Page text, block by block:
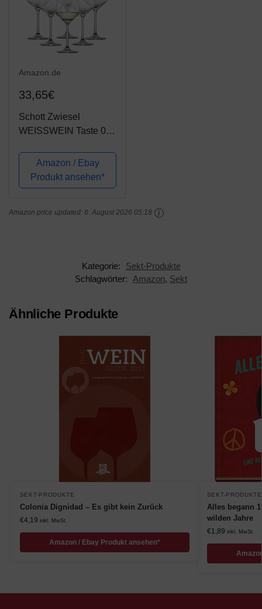
Amazon.de
33,65€
Schott Zwiesel
WEISSWEIN Taste 0
Kristalglas,
Transparente, 7.9 cm, 6
Amazon / Ebay
Produkt ansehen*
Amazon price updated: 6. August 2026 05:18
Kategorie:
Sekt-Produkte
Schlagwörter:
Amazon, Sekt
Ähnliche Produkte
SEKT-PRODUKTE
Colonia Dignidad – Es gibt kein Zurück
€4,19 inkl. MwSt.
Amazon / Ebay Produkt ansehen*
SEKT-PRODUKTE
Alles begann
wilden Jahre
€1,89 inkl. MwSt.